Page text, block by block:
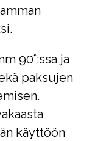
90°:ssa ja
paksujen
käyttöön